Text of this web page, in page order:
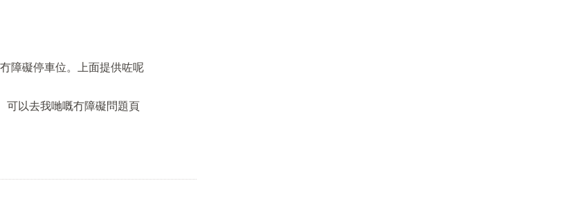
可以去我哋嘅冇障礙問題頁